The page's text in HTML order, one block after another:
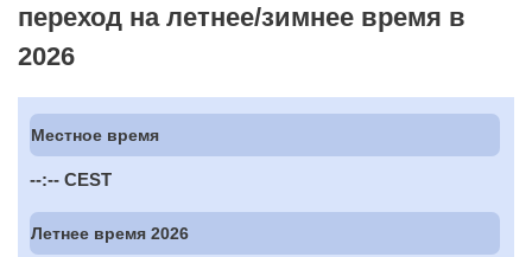
переход на летнее/зимнее время в
2026
Местное время
--:-- CEST
Летнее время 2026